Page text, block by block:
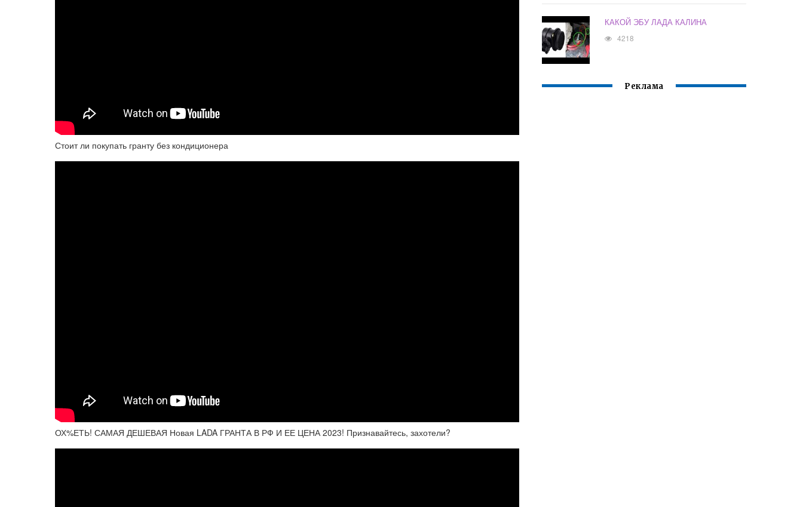
Стоит ли покупать гранту без кондиционера
ОХ%ЕТЬ! САМАЯ ДЕШЕВАЯ Новая LADA ГРАНТА В РФ И ЕЕ ЦЕНА 2023! Признавайтесь, захотели?
КАКОЙ ЭБУ ЛАДА КАЛИНА
4218
Реклама